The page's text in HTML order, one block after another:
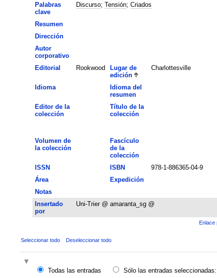
Palabras
clave
Discurso; Tensión; Criados
Resumen
Dirección
Autor
corporativo
Editorial
Rookwood
Lugar de
edición
Charlottesville
Idioma
Idioma del
resumen
Editor de la
colección
Título de la
colección
Volumen de
la colección
Fascículo
de la
colección
ISSN
ISBN
978-1-886365-04-9
Área
Expedición
Notas
Insertado
por
Uni-Trier @ amaranta_sg @
Enlace
Seleccionar todo Deseleccionar todo
Todas las entradas
Sólo las entradas seleccionadas: